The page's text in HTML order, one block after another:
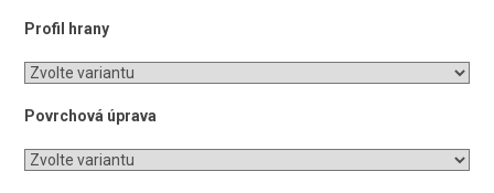
Profil hrany
Povrchová úprava